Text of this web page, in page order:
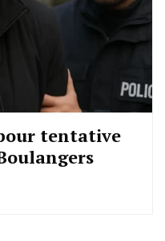
tentative